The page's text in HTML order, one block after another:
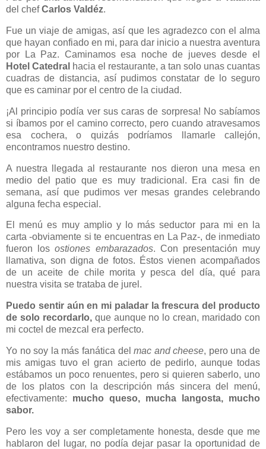
del chefCarlos Valdéz.
Fue un viaje de amigas, así que les agradezco con el alma
que hayan confiado en mi, para dar inicio a nuestra aventura
por La Paz. Caminamos esa noche de jueves desde el
Hotel Catedral hacia el restaurante, a tan solo unas cuantas
cuadras de distancia, así pudimos constatar de lo seguro
que es caminar por el centro de la ciudad.
¡Al principio podía ver sus caras de sorpresa! No sabíamos
si íbamos por el camino correcto, pero cuando atravesamos
esa cochera, o quizás podríamos llamarle callejón,
encontramos nuestro destino.
A nuestra llegada al restaurante nos dieron una mesa en
medio del patio que es muy tradicional. Era casi fin de
semana, así que pudimos ver mesas grandes celebrando
alguna fecha especial.
El menú es muy amplio y lo más seductor para mi en la
carta -obviamente si te encuentras en La Paz-, de inmediato
fueron losostiones embarazados. Con presentación muy
llamativa, son digna de fotos. Éstos vienen acompañados
de un aceite de chile morita y pesca del día, qué para
nuestra visita se trataba de jurel.
Puedo sentir aún en mi paladar la frescura del producto
de solo recordarlo, que aunque no lo crean, maridado con
mi coctel de mezcal era perfecto.
Yo no soy la más fanática delmac and cheese, pero una de
mis amigas tuvo el gran acierto de pedirlo, aunque todas
estábamos un poco renuentes, pero si quieren saberlo, uno
de los platos con la descripción más sincera del menú,
efectivamente: mucho queso, mucha langosta, mucho
sabor.
Pero les voy a ser completamente honesta, desde que me
hablaron del lugar, no podía dejar pasar la oportunidad de